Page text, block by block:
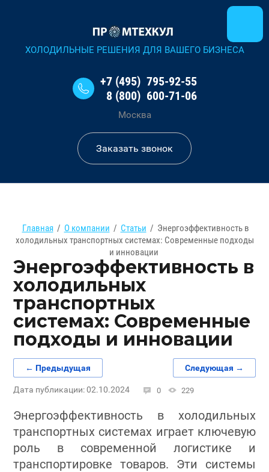
ХОЛОДИЛЬНЫЕ РЕШЕНИЯ ДЛЯ ВАШЕГО БИЗНЕСА
+7 (495) 795-92-55
8 (800) 600-71-06
Москва
Заказать звонок
Главная / О компании / Статьи / Энергоэффективность в
холодильных транспортных системах: Современные подходы
и инновации
Энергоэффективность в
холодильных
транспортных
системах: Современные
подходы и инновации
← Предыдущая Следующая →
Дата публикации: 02.10.2024 0 229
Энергоэффективность в холодильных
транспортных системах играет ключевую
роль в современной логистике и
транспортировке товаров. Эти системы